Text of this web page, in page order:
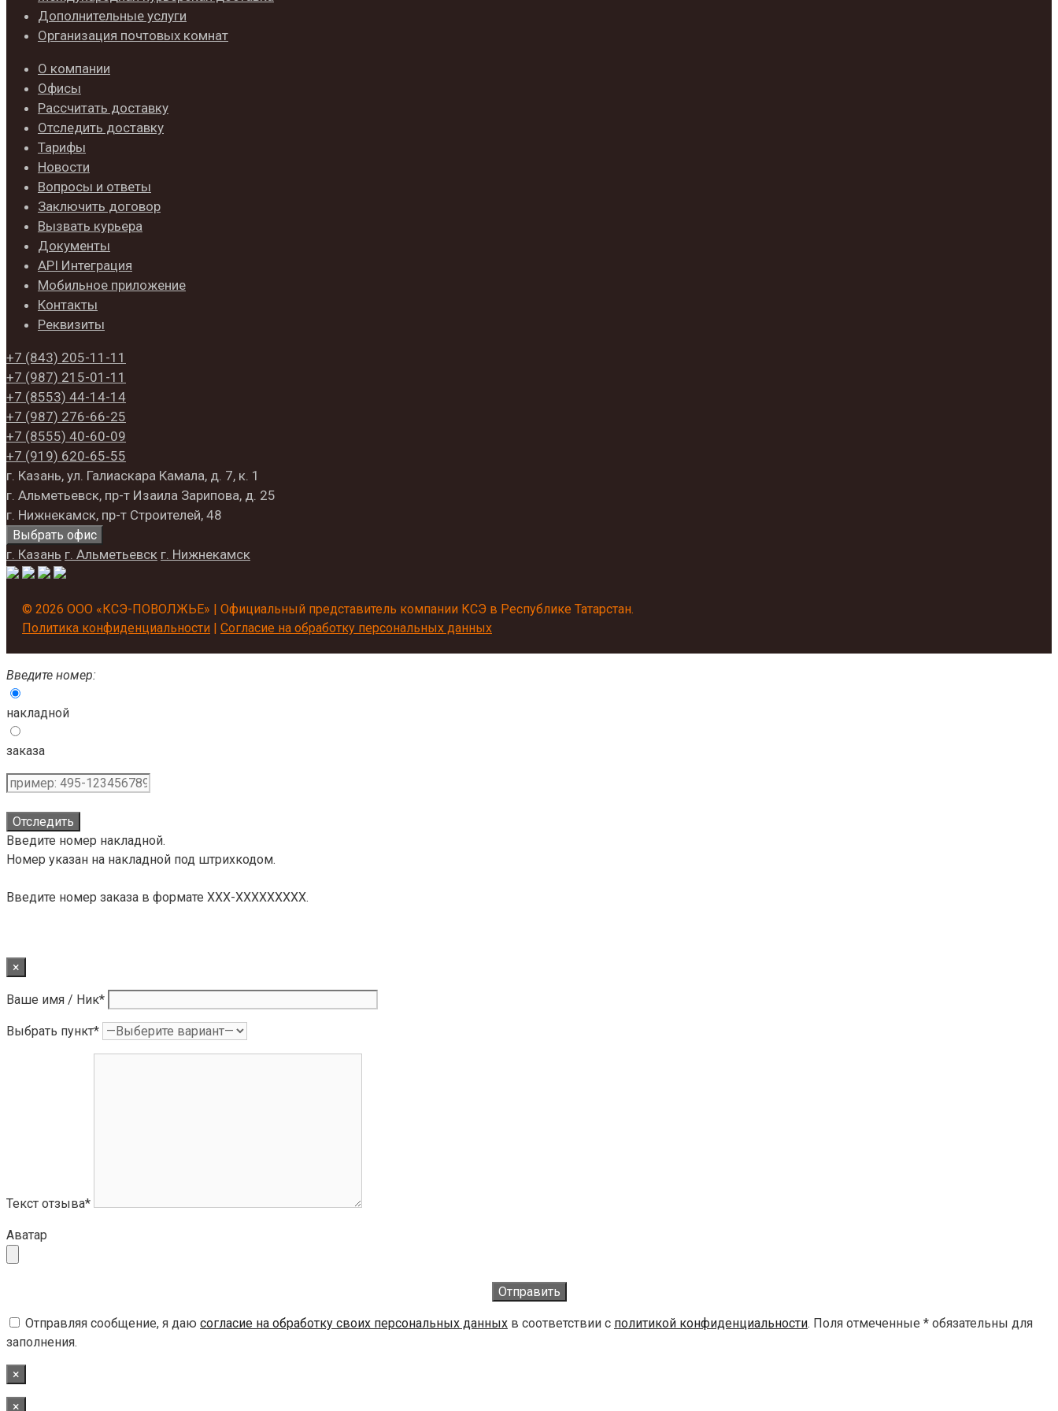
Дополнительные услуги
Организация почтовых комнат
О компании
Офисы
Рассчитать доставку
Отследить доставку
Тарифы
Новости
Вопросы и ответы
Заключить договор
Вызвать курьера
Документы
API Интеграция
Мобильное приложение
Контакты
Реквизиты
+7 (843) 205-11-11
+7 (987) 215-01-11
+7 (8553) 44-14-14
+7 (987) 276-66-25
+7 (8555) 40-60-09
+7 (919) 620‑65‑55
г. Казань, ул. Галиаскара Камала, д. 7, к. 1
г. Альметьевск, пр-т Изаила Зарипова, д. 25
г. Нижнекамск, пр-т Строителей, 48
Выбрать офис
г. Казань г. Альметьевск г. Нижнекамск
© 2026 ООО «КСЭ-ПОВОЛЖЬЕ» | Официальный представитель компании КСЭ в Республике Татарстан.
Политика конфиденциальности
Согласие на обработку персональных данных
Введите номер:
накладной
заказа
Отследить
Введите номер накладной.
Номер указан на накладной под штрихкодом.
Введите номер заказа в формате XXX-XXXXXXXXX.
×
Ваше имя / Ник*
Выбрать пункт*
Текст отзыва*
Аватар
Отправляя сообщение, я даю согласие на обработку своих персональных данных в соответствии с политикой конфиденциальности. Поля отмеченные * обязательны для
заполнения.
×
×